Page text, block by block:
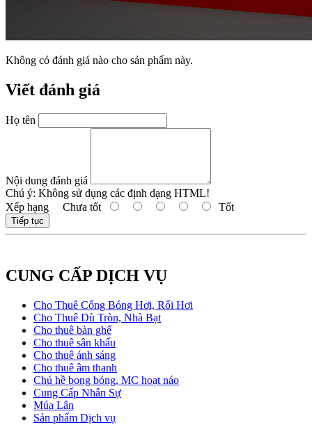
Không có đánh giá nào cho sản phẩm này.
Viết đánh giá
Họ tên
Nội dung đánh giá
Chú ý: Không sử dụng các định dạng HTML!
Xếp hạng Chưa tốt Tốt
Tiếp tục
CUNG CẤP DỊCH VỤ
Cho Thuê Cổng Bóng Hơi, Rối Hơi
Cho Thuê Dù Tròn, Nhà Bạt
Cho thuê bàn ghế
Cho thuê sân khấu
Cho thuê ánh sáng
Cho thuê âm thanh
Chú hề bong bóng, MC hoạt náo
Cung Cấp Nhân Sự
Múa Lân
Sản phẩm Dịch vụ